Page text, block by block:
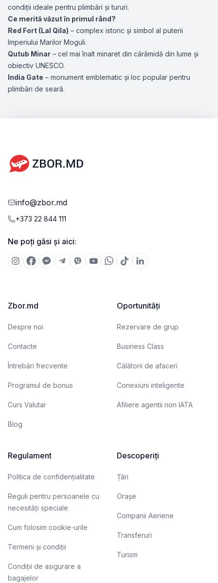
condiții ideale pentru plimbări și tururi.
Ce merită văzut în primul rând?
Red Fort (Lal Qila) – complex istoric și simbol al puterii
Imperiului Marilor Moguli.
Qutub Minar – cel mai înalt minaret din cărămidă din lume și
obiectiv UNESCO.
India Gate – monument emblematic și loc popular pentru
plimbări de seară.
info@zbor.md
+373 22 844 111
Ne poți găsi și aici:
Zbor.md
Despre noi
Contacte
Întrebări frecvente
Programul de bonus
Curs Valutar
Blog
Oportunități
Rezervare de grup
Business Class
Călătorii de afaceri
Conexiuni inteligente
Afiliere agentii non IATA
Regulament
Politica de confidențialitate
Reguli pentru persoanele cu
necesități speciale
Cum folosim cookie-urile
Termeni și condiții
Condiții de asigurare a
bagajelor
Descoperiți
Țări
Orașe
Companii Aeriene
Transferuri
Turism